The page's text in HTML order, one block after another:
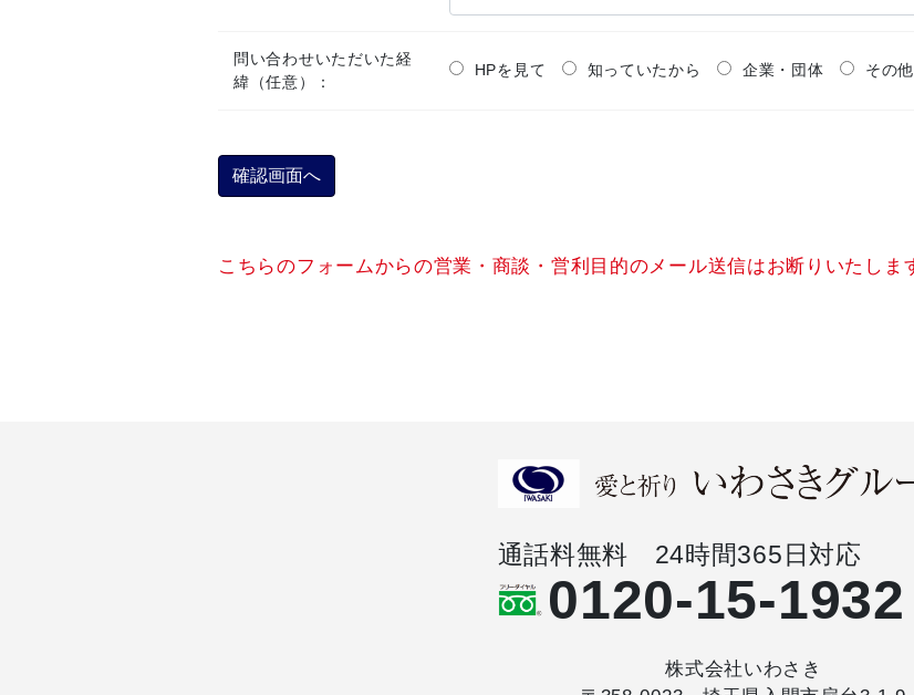
問い合わせいただいた経
緯（任意）：
HPを見て 知っていたから 企業・団体 その他
こちらのフォームからの営業・商談・営利目的のメール送信はお断りいたしま
通話料無料 24時間365日対応
0120-15-1932
株式会社いわさき